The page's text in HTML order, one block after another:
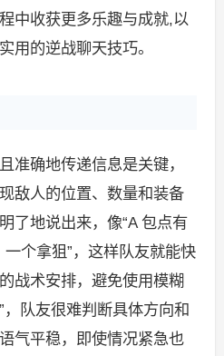
中收获更多乐趣与成就,以
用的逆战聊天技巧。
准确地传递信息是关键，
敌人的位置、数量和装备
了地说出来，像“A 包点有
个拿狙”，这样队友就能快
战术安排，避免使用模糊
队友很难判断具体方向和
气平稳，即使情况紧急也